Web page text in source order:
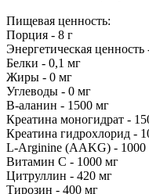
Пищевая ценность:
Порция - 8 г
Энергетическая ценность
Белки - 0,1 мг
Жиры - 0 мг
Углеводы - 0 мг
В-аланин - 1500 мг
Креатина моногидрат -
Креатина гидрохлорид -
L-Arginine (AAKG) - 1000
Витамин С - 1000 мг
Цитруллин - 420 мг
Тирозин - 400 мг